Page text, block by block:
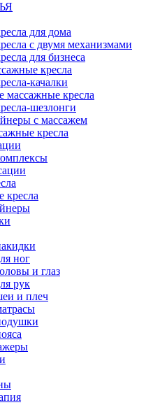
для дома
с двумя механизмами
для бизнеса
кресла
качалки
массажные кресла
шезлонги
с массажем
кресла
кресла
ног
и глаз
рук
и плеч